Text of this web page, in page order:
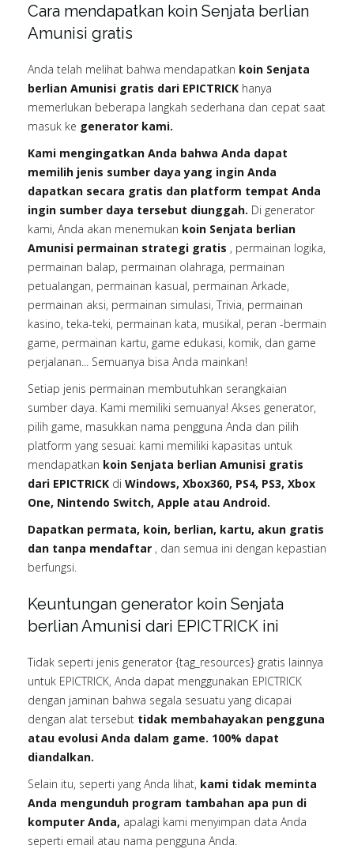
Cara mendapatkan koin Senjata berlian
Amunisi gratis
Anda telah melihat bahwa mendapatkan koin Senjata
berlian Amunisi gratis dari EPICTRICK hanya
memerlukan beberapa langkah sederhana dan cepat saat
masuk ke generator kami.
Kami mengingatkan Anda bahwa Anda dapat
memilih jenis sumber daya yang ingin Anda
dapatkan secara gratis dan platform tempat Anda
ingin sumber daya tersebut diunggah. Di generator
kami, Anda akan menemukan koin Senjata berlian
Amunisi permainan strategi gratis , permainan logika,
permainan balap, permainan olahraga, permainan
petualangan, permainan kasual, permainan Arkade,
permainan aksi, permainan simulasi, Trivia, permainan
kasino, teka-teki, permainan kata, musikal, peran -bermain
game, permainan kartu, game edukasi, komik, dan game
perjalanan... Semuanya bisa Anda mainkan!
Setiap jenis permainan membutuhkan serangkaian
sumber daya. Kami memiliki semuanya! Akses generator,
pilih game, masukkan nama pengguna Anda dan pilih
platform yang sesuai: kami memiliki kapasitas untuk
mendapatkan koin Senjata berlian Amunisi gratis
dari EPICTRICK di Windows, Xbox360, PS4, PS3, Xbox
One, Nintendo Switch, Apple atau Android.
Dapatkan permata, koin, berlian, kartu, akun gratis
dan tanpa mendaftar , dan semua ini dengan kepastian
berfungsi.
Keuntungan generator koin Senjata
berlian Amunisi dari EPICTRICK ini
Tidak seperti jenis generator {tag_resources} gratis lainnya
untuk EPICTRICK, Anda dapat menggunakan EPICTRICK
dengan jaminan bahwa segala sesuatu yang dicapai
dengan alat tersebut tidak membahayakan pengguna
atau evolusi Anda dalam game. 100% dapat
diandalkan.
Selain itu, seperti yang Anda lihat, kami tidak meminta
Anda mengunduh program tambahan apa pun di
komputer Anda, apalagi kami menyimpan data Anda
seperti email atau nama pengguna Anda.